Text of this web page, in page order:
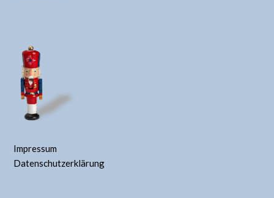
Impressum
Datenschutzerklärung